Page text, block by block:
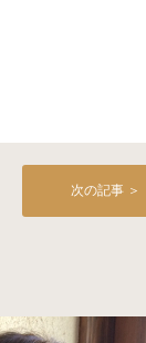
次の記事 ＞